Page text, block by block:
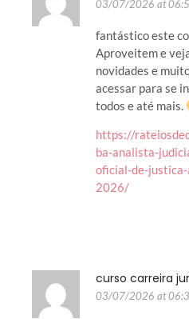
03/07/2026 at
fantástico este
Aproveitem e
novidades e
acessar para se
todos e até mais.
https://
ba-analista-
oficial-de-
2026/
curso carreira
03/07/2026 at